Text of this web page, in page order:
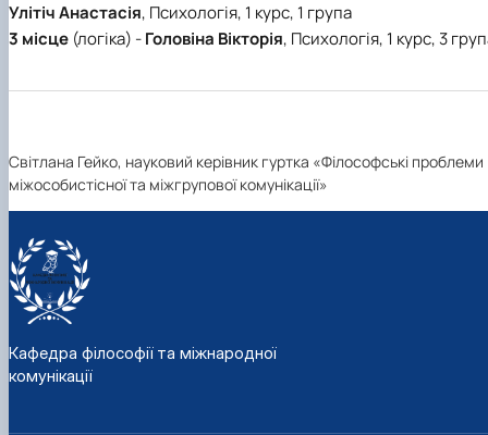
Улітіч Анастасія, Психологія, 1 курс, 1 група
3 місце (логіка) -Головіна Вікторія, Психологія, 1 курс, 3
Світлана Гейко, науковий керівник гуртка «Філософські проблеми
міжособистісної та міжгрупової комунікації»
Кафедра філософії та міжнародної
комунікації